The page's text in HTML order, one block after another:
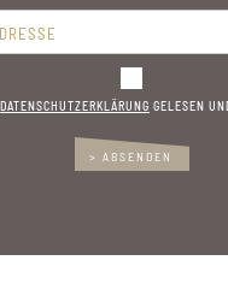
DATENSCHUTZ­ERKLÄRUNG GELESEN
> ABSENDEN